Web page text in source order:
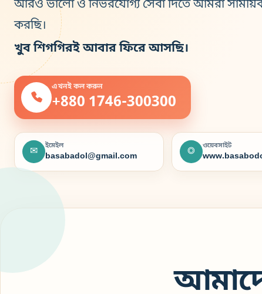
আরও ভালো ও নির্ভরযোগ্য সেবা দিতে আমরা
করছি।
খুব শিগগিরই আবার ফিরে আসছি।
এখনই কল করুন
+880 1746-300300
✉ ইমেইল
basabadol@gmail.com ◎ ওয়েবসাইট